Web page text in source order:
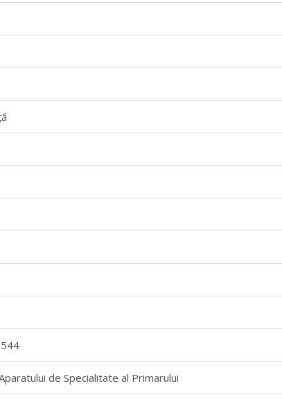
de Specialitate al Primarului